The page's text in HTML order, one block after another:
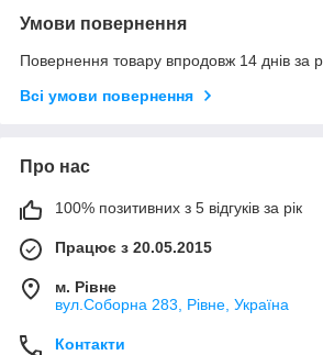
Умови повернення
Повернення товару впродовж 14 днів за
Всі умови повернення
Про нас
100% позитивних з 5 відгуків за рік
Працює з 20.05.2015
м. Рівне
вул.Соборна 283, Рівне, Україна
Контакти